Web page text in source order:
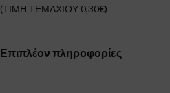
(ΤΙΜΗ ΤΕΜΑΧΙΟΥ 0,30€)
Επιπλέον πληροφορίες